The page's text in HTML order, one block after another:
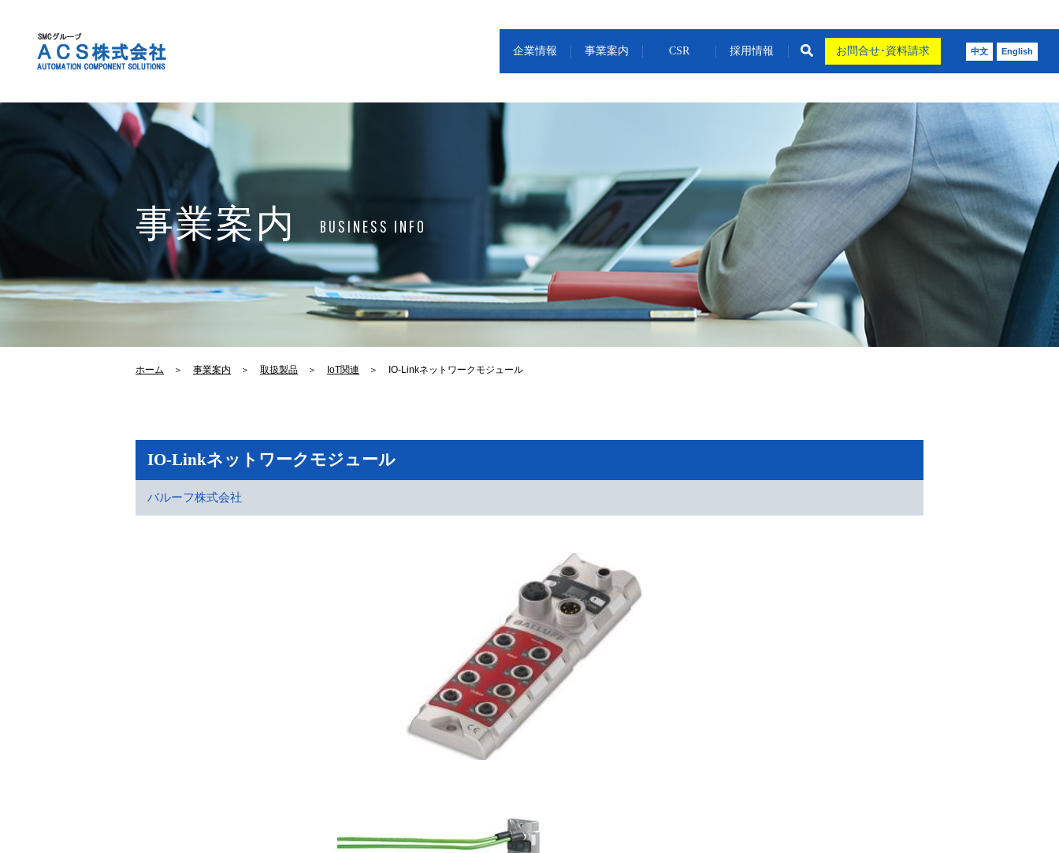
中文 English
企業情報 事業案内 CSR 採用情報 お問合せ･資料請求
事業案内 BUSINESS INFO
ホーム ＞ 事業案内 ＞ 取扱製品 ＞ IoT関連 ＞ IO-Linkネットワークモジュール
IO-Linkネットワークモジュール
バルーフ株式会社